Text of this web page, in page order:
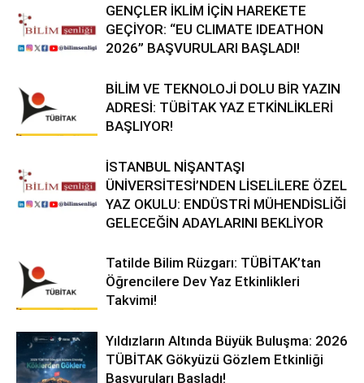
GENÇLER İKLİM İÇİN HAREKETE
GEÇİYOR: “EU CLIMATE IDEATHON
2026” BAŞVURULARI BAŞLADI!
BİLİM VE TEKNOLOJİ DOLU BİR YAZIN
ADRESİ: TÜBİTAK YAZ ETKİNLİKLERİ
BAŞLIYOR!
İSTANBUL NİŞANTAŞI
ÜNİVERSİTESİ’NDEN LİSELİLERE ÖZEL
YAZ OKULU: ENDÜSTRİ MÜHENDİSLİĞİ
GELECEĞİN ADAYLARINI BEKLİYOR
Tatilde Bilim Rüzgarı: TÜBİTAK’tan
Öğrencilere Dev Yaz Etkinlikleri
Takvimi!
Yıldızların Altında Büyük Buluşma: 2026
TÜBİTAK Gökyüzü Gözlem Etkinliği
Başvuruları Başladı!